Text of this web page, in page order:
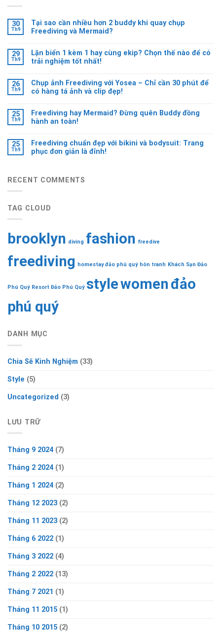
30
Th9
Tại sao cần nhiều hơn 2 buddy khi quay chụp
Freediving và Mermaid?
29
Th9
Lặn biển 1 kèm 1 hay cùng ekip? Chọn thế nào để có
trải nghiệm tốt nhất!
26
Th9
Chụp ảnh Freediving với Yosea – Chỉ cần 30 phút để
có hàng tá ảnh và clip đẹp!
25
Th9
Freediving hay Mermaid? Đừng quên Buddy đồng
hành an toàn!
25
Th9
Freediving chuẩn đẹp với bikini và bodysuit: Trang
phục đơn giản là đỉnh!
RECENT COMMENTS
TAG CLOUD
brooklyn diving fashion freedive
freediving homestay đảo phú quý hòn tranh Khách Sạn Đảo
Phú Quý Resort Đảo Phú Quý stylewomenđảo
phú quý
DANH MỤC
Chia Sẽ Kinh Nghiệm (33)
Style (5)
Uncategorized (3)
LƯU TRỮ
Tháng 9 2024 (7)
Tháng 2 2024 (1)
Tháng 1 2024 (2)
Tháng 12 2023 (2)
Tháng 11 2023 (2)
Tháng 6 2022 (1)
Tháng 3 2022 (4)
Tháng 2 2022 (13)
Tháng 7 2021 (1)
Tháng 11 2015 (1)
Tháng 10 2015 (2)